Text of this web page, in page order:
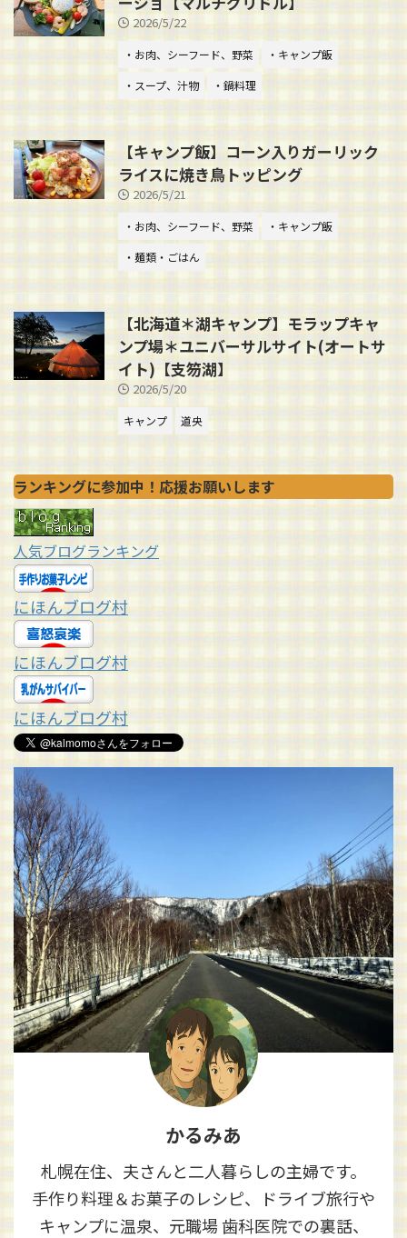
2026/5/22
・お肉、シーフード、野菜
・キャンプ飯
・スープ、汁物
・鍋料理
【キャンプ飯】コーン入りガーリック
ライスに焼き鳥トッピング
2026/5/21
・お肉、シーフード、野菜
・キャンプ飯
・麺類・ごはん
【北海道＊湖キャンプ】モラップキャ
ンプ場＊ユニバーサルサイト(オートサ
イト)【支笏湖】
2026/5/20
キャンプ 道央
ランキングに参加中！応援お願いします
人気ブログランキング
にほんブログ村
にほんブログ村
にほんブログ村
かるみあ
札幌在住、夫さんと二人暮らしの主婦です。
手作り料理＆お菓子のレシピ、ドライブ旅行や
キャンプに温泉、元職場 歯科医院での裏話、